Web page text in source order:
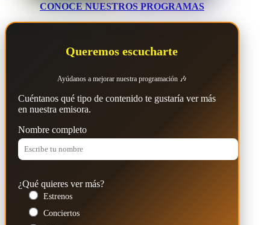
CONOCE NUESTROS PROGRAMAS
Queremos escucharte
Ayúdanos a mejorar nuestra programación 🎶
Cuéntanos qué tipo de contenido te gustaría ver más
en nuestra emisora.
Nombre completo
¿Qué quieres ver más?
Estrenos
Conciertos